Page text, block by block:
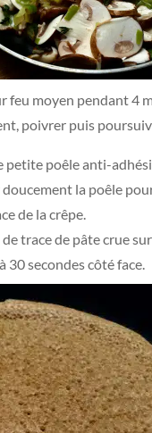
feu moyen pendant 4
poivrer puis
petite poêle anti-
la poêle
de la crêpe.
trace de pâte crue
secondes côté face.